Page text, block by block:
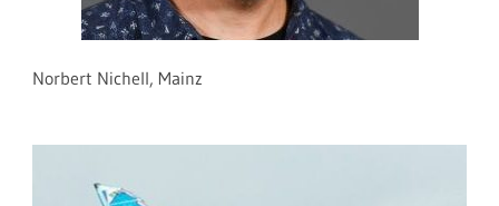
Norbert Nichell, Mainz